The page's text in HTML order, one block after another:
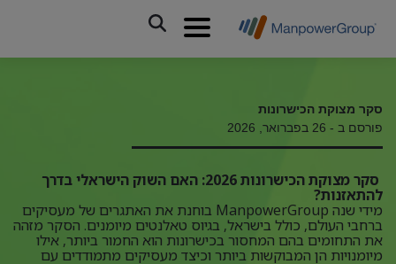
סקר מצוקת הכישרונות
פורסם ב - 26 בפברואר, 2026
סקר מצוקת הכישרונות 2026: האם השוק הישראלי בדרך
להתאזנות?
מידי שנה ManpowerGroup בוחנת את האתגרים של מעסיקים
ברחבי העולם, כולל בישראל, בגיוס טאלנטים מיומנים. הסקר מזהה
את התחומים בהם המחסור בכישרונות הוא החמור ביותר, אילו
מיומנויות הן המבוקשות ביותר וכיצד מעסיקים מתמודדים עם